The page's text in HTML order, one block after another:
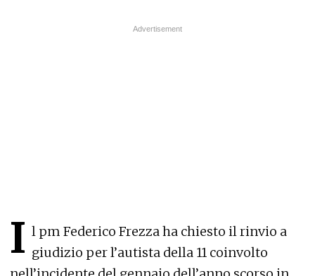
I l pm Federico Frezza ha chiesto il rinvio a
giudizio per l’autista della 11 coinvolto